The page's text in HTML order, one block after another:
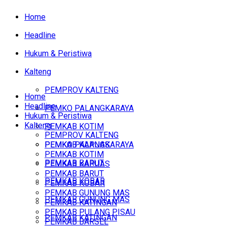
Home
Headline
Hukum & Peristiwa
Kalteng
PEMPROV KALTENG
PEMKO PALANGKARAYA
PEMKAB KOTIM
PEMKAB KAPUAS
PEMKAB BARUT
PEMKAB KOBAR
PEMKAB GUNUNG MAS
PEMKAB KATINGAN
Home
Headline
Hukum & Peristiwa
Kalteng
PEMPROV KALTENG
PEMKO PALANGKARAYA
PEMKAB KOTIM
PEMKAB KAPUAS
PEMKAB BARUT
PEMKAB KOBAR
PEMKAB GUNUNG MAS
PEMKAB KATINGAN
PEMKAB PULANG PISAU
PEMKAB BARSEL